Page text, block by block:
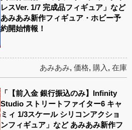
レスVer. 1/7 完成品フィギュア」など
あみあみ新作フィギュア・ホビー予
約開始情報！
あみあみ, 価格, 購入 , 在庫
「【前入金 銀行振込のみ】Infinity
Studio ストリートファイター6 キャ
ミィ 1/3スケール シリコンアクショ
ンフィギュア」など あみあみ新作フ